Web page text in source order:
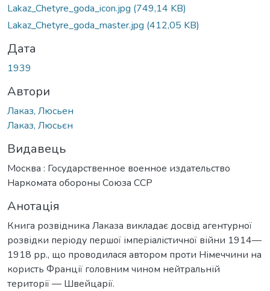
Lakaz_Chetyre_goda_icon.jpg (749,14 KB)
Lakaz_Chetyre_goda_master.jpg (412,05 KB)
Дата
1939
Автори
Лаказ, Люсьен
Лаказ, Люсьєн
Видавець
Москва : Государственное военное издательство
Наркомата обороны Союза ССР
Анотація
Книга розвідника Лаказа викладає досвід агентурної
розвідки періоду першої імперіалістичної війни 1914—
1918 рр., що проводилася автором проти Німеччини на
користь Франції головним чином нейтральній
території — Швейцарії.